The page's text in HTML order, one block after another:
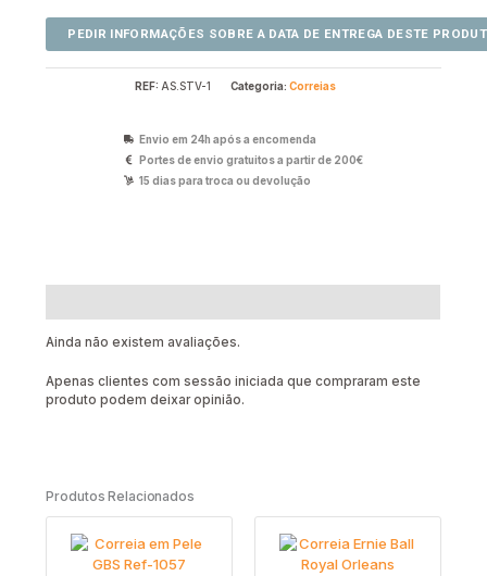
REF: AS.STV-1 Categoria: Correias
Envio em 24h após a encomenda
Portes de envio gratuitos a partir de 200€
15 dias para troca ou devolução
Ainda não existem avaliações.
Apenas clientes com sessão iniciada que compraram este
produto podem deixar opinião.
Produtos Relacionados